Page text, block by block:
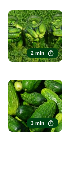
2 min
3 min